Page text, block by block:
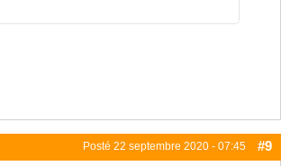
Posté 22 septembre 2020 - 07:45 #9